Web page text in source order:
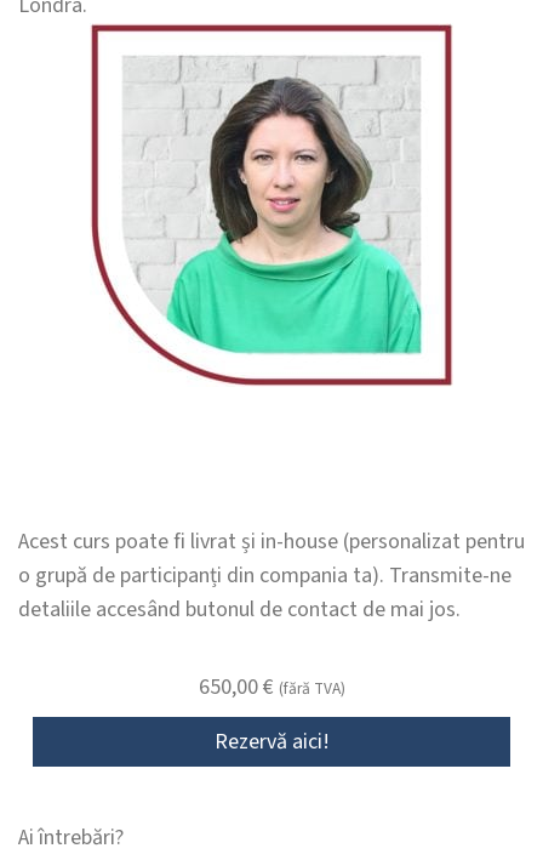
Acest curs poate fi livrat și in-house (personalizat pentru
o grupă de participanți din compania ta). Transmite-ne
detaliile accesând butonul de contact de mai jos.
650,00€ (fără TVA)
Rezervă aici!
Ai întrebări?